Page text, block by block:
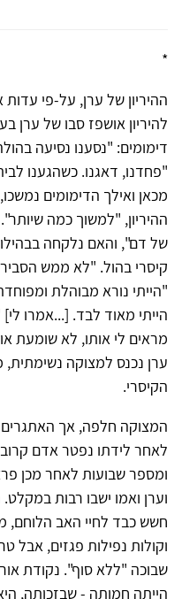
*
להיריון אושפז סבו של ערן
דימומים: "נסענו נסיעה
"פחדנו, דאגנו. כשהגענו
מכאן ואילך הדימומים
ההיריון, "למשוך כמה
של דם", והאם נלקחה
קיסרי בהול. "לא ממש
"הייתי נורא מבוהלת
הייתי מאוד לבד. [...אמרו
מראים לי אותו, לא שומעת
ערן נכנס למצוקה נשימתית,
הקיסרי.
המצוקה חלפה, אך
לאחר לידתו נפטר אדם
ומספר שבועות לאחר מכן
וערן ואמו ישבו רבות
חשש כבד לחיי האב הלוחם,
וקולות נפילות פגזים, אבל
שבוכה "ללא סוף". נקודת
הייתה חמותה - שבזכותה,